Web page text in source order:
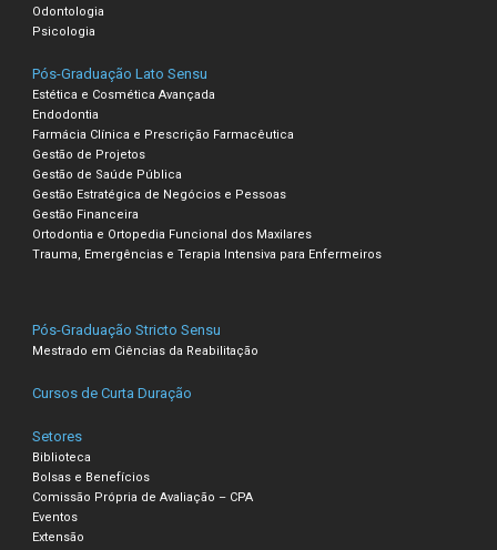
Odontologia
Psicologia
Pós-Graduação Lato Sensu
Estética e Cosmética Avançada
Endodontia
Farmácia Clínica e Prescrição Farmacêutica
Gestão de Projetos
Gestão de Saúde Pública
Gestão Estratégica de Negócios e Pessoas
Gestão Financeira
Ortodontia e Ortopedia Funcional dos Maxilares
Trauma, Emergências e Terapia Intensiva para Enfermeiros
Pós-Graduação Stricto Sensu
Mestrado em Ciências da Reabilitação
Cursos de Curta Duração
Setores
Biblioteca
Bolsas e Benefícios
Comissão Própria de Avaliação – CPA
Eventos
Extensão